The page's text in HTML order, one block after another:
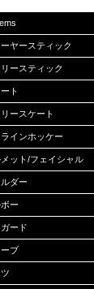
ヤースティック
ースティック
ト
ースケート
インホッケー
ット/フェイシャル
ダー
ー
ード
ブ